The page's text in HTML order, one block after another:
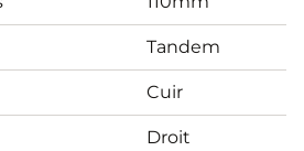
Tandem
Cuir
Droit